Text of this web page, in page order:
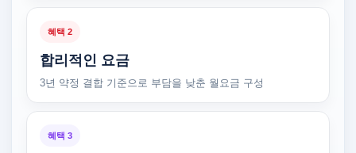
혜택 2
합리적인 요금
3년 약정 결합 기준으로 부담을 낮춘 월요금 구성
혜택 3